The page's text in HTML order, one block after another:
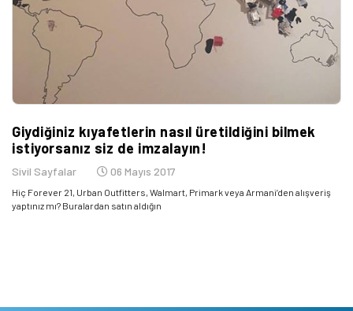
Giydiğiniz kıyafetlerin nasıl üretildiğini bilmek
istiyorsanız siz de imzalayın!
Sivil Sayfalar 06 Mayıs 2017
Hiç Forever 21, Urban Outfitters, Walmart, Primark veya Armani’den alışveriş
yaptınız mı? Buralardan satın aldığın